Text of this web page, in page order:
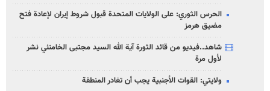
الحرس الثوري: على الولايات المتحدة قبول شروط إيران لإعادة فتح
مضيق هرمز
شاهد..فيديو من قائد الثورة آية الله السيد مجتبى الخامنئي نشر
لأول مرة
ولايتي: القوات الأجنبية يجب أن تغادر المنطقة